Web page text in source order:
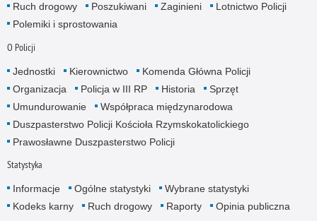
Ruch drogowy
Poszukiwani Zaginieni
Lotnictwo Policji
Polemiki i sprostowania
O Policji
Jednostki Kierownictwo
Komenda Główna Policji
Organizacja
Policja w III RP Historia
Sprzęt
Umundurowanie
Współpraca międzynarodowa
Duszpasterstwo Policji Kościoła Rzymskokatolickiego
Prawosławne Duszpasterstwo Policji
Statystyka
Informacje Ogólne statystyki
Wybrane statystyki
Kodeks karny
Ruch drogowy Raporty Opinia publiczna